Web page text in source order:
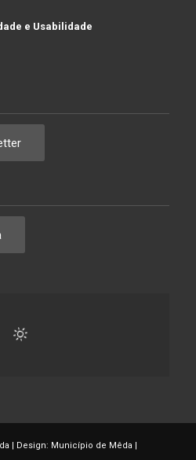
e Usabilidade
| Design: Município de Mêda |